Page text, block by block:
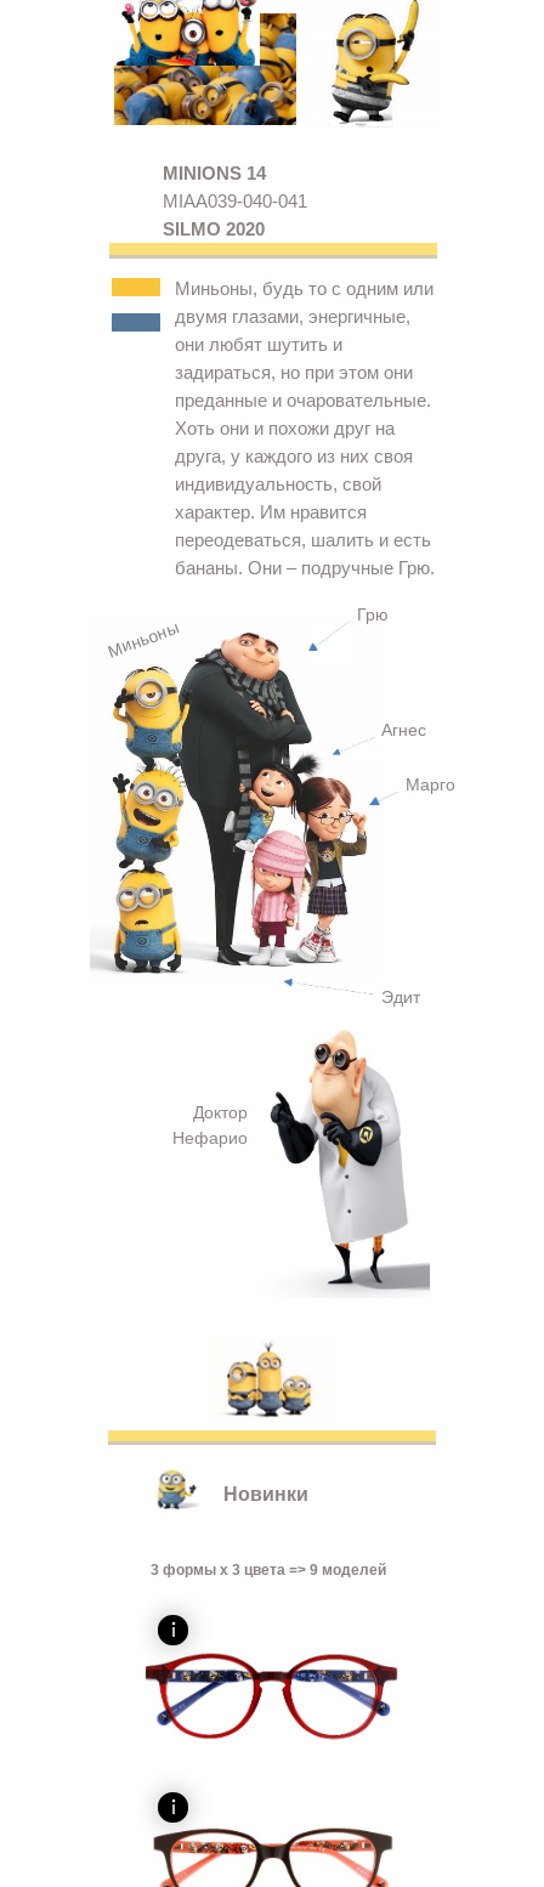
MINIONS 14
MIAA039-040-041
SILMO 2020
Миньоны, будь то с одним или
двумя глазами, энергичные,
они любят шутить и
задираться, но при этом они
преданные и очаровательные.
Хоть они и похожи друг на
друга, у каждого из них своя
индивидуальность, свой
характер. Им нравится
переодеваться, шалить и есть
бананы. Они – подручные Грю.
Миньоны
Грю
Агнес
Марго
Эдит
Доктор
Нефарио
Ширина рамки: 115
Новинки
3 формы x 3 цвета => 9 моделей
MI AA031
45  15 - 125
44  15 - 125
Ширина рамки : 112